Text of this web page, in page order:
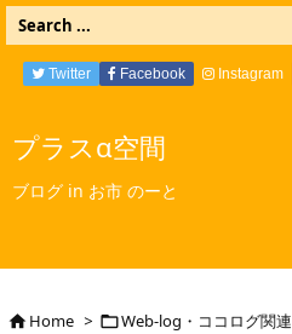
プラスα空間
ブログ in お市 のーと
Twitter Facebook Instagram
Home > Web-log・ココログ関連